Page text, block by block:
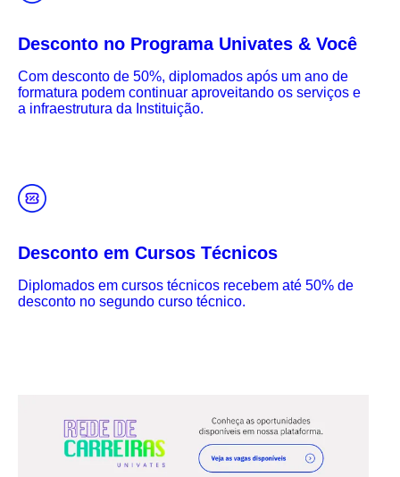
Desconto no Programa Univates & Você
Com desconto de 50%, diplomados após um ano de
formatura podem continuar aproveitando os serviços e
a infraestrutura da Instituição.
Desconto em Cursos Técnicos
Diplomados em cursos técnicos recebem até 50% de
desconto no segundo curso técnico.